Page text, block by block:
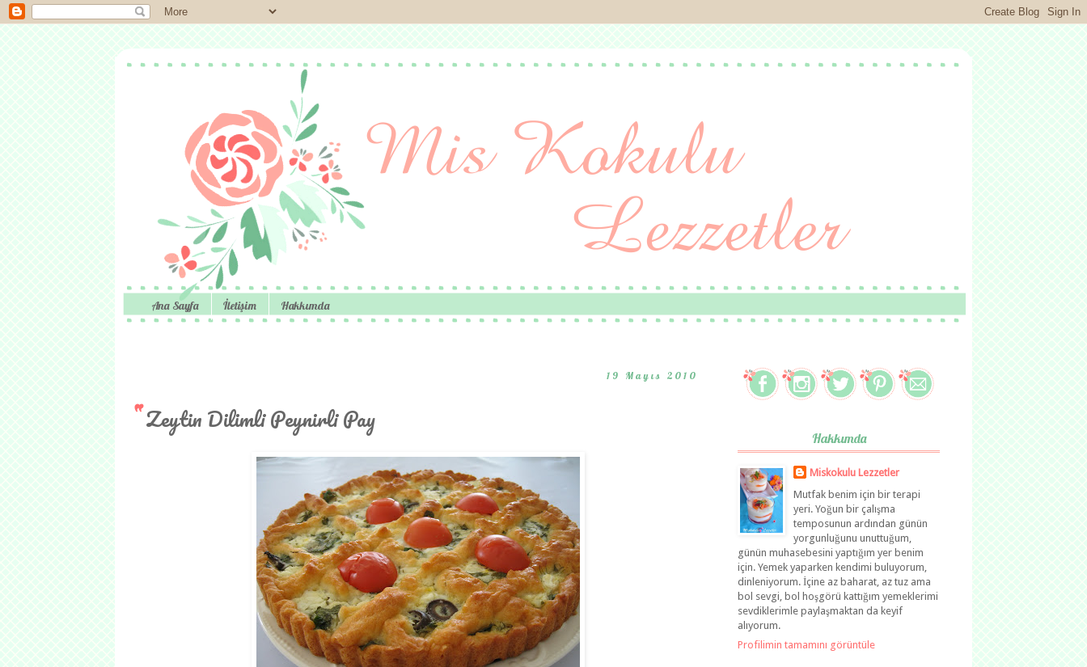
Ana Sayfa İletişim Hakkımda
19 Mayıs 2010
Zeytin Dilimli Peynirli Pay
Hakkımda
Miskokulu Lezzetler
Mutfak benim için bir terapi
yeri. Yoğun bir çalışma
temposunun ardından günün
yorgunluğunu unuttuğum,
günün muhasebesini yaptığım yer benim
için. Yemek yaparken kendimi buluyorum,
dinleniyorum. İçine az baharat, az tuz ama
bol sevgi, bol hoşgörü kattığım yemeklerimi
sevdiklerimle paylaşmaktan da keyif
alıyorum.
Profilimin tamamını görüntüle